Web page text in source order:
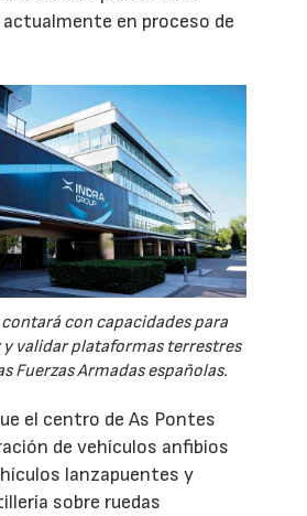
en proceso de
con capacidades para
validar plataformas terrestres
Fuerzas Armadas españolas.
el centro de As Pontes
de vehículos anfibios
lanzapuentes y
sobre ruedas